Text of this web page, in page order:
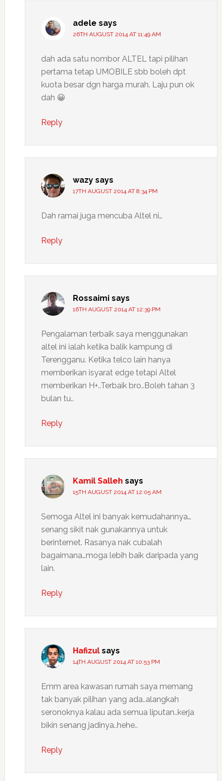
adele says
26TH AUGUST 2014 AT 11:49 AM
dah ada satu nombor ALTEL tapi pilihan
pertama tetap UMOBILE sbb boleh dpt
kuota besar dgn harga murah. Laju pun ok
dah 😀
Reply
wazy says
17TH AUGUST 2014 AT 8:34 PM
Dah ramai juga mencuba Altel ni…
Reply
Rossaimi says
16TH AUGUST 2014 AT 12:39 PM
Pengalaman terbaik saya menggunakan
altel ini ialah ketika balik kampung di
Terengganu. Ketika telco lain hanya
memberikan isyarat edge tetapi Altel
memberikan H+..Terbaik bro..Boleh tahan 3
bulan tu..
Reply
Kamil Salleh says
15TH AUGUST 2014 AT 12:05 AM
Semoga Altel ini banyak kemudahannya…
senang sikit nak gunakannya untuk
berinternet. Rasanya nak cubalah
bagaimana…moga lebih baik daripada yang
lain.
Reply
Hafizul says
14TH AUGUST 2014 AT 10:53 PM
Emm area kawasan rumah saya memang
tak banyak pilihan yang ada..alangkah
seronoknya kalau ada semua liputan..kerja
bikin senang jadinya..hehe..
Reply